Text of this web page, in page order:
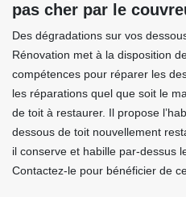
pas cher par le
Des dégradations sur vos
Rénovation met à la disposition
compétences pour réparer les
les réparations quel que soit le
de toit à restaurer. Il propose
dessous de toit nouvellement
il conserve et habille par-dessus
Contactez-le pour bénéficier de